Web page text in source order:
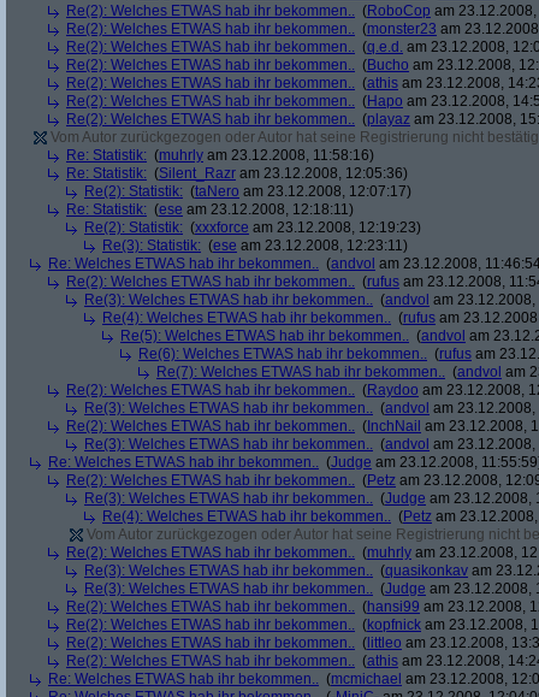
Re(2): Welches ETWAS hab ihr bekommen.. (RoboCop am
Re(2): Welches ETWAS hab ihr bekommen.. (monster23 am
Re(2): Welches ETWAS hab ihr bekommen.. (q.e.d. am 23.12.2008,
Re(2): Welches ETWAS hab ihr bekommen.. (Bucho am 23.12.2008,
Re(2): Welches ETWAS hab ihr bekommen.. (athis am 23.12.2008,
Re(2): Welches ETWAS hab ihr bekommen.. (Hapo am 23.12.2008,
Re(2): Welches ETWAS hab ihr bekommen.. (playaz am 23.12.2008,
Vom Autor zurückgezogen oder Autor hat seine Registrierung nicht
Re: Statistik: (muhrly am 23.12.2008, 11:58:16)
Re: Statistik: (Silent_Razr am 23.12.2008, 12:05:36)
Re(2): Statistik: (taNero am 23.12.2008, 12:07:17)
Re: Statistik: (ese am 23.12.2008, 12:18:11)
Re(2): Statistik: (xxxforce am 23.12.2008, 12:19:23)
Re(3): Statistik: (ese am 23.12.2008, 12:23:11)
Re: Welches ETWAS hab ihr bekommen.. (andvol am 23.12.2008,
Re(2): Welches ETWAS hab ihr bekommen.. (rufus am 23.12.2008,
Re(3): Welches ETWAS hab ihr bekommen.. (andvol am
Re(4): Welches ETWAS hab ihr bekommen.. (rufus am
Re(5): Welches ETWAS hab ihr bekommen.. (andvol am
Re(6): Welches ETWAS hab ihr bekommen.. (rufus am
Re(7): Welches ETWAS hab ihr bekommen.. (andvol am
Re(2): Welches ETWAS hab ihr bekommen.. (Raydoo am 23.12.2008,
Re(3): Welches ETWAS hab ihr bekommen.. (andvol am
Re(2): Welches ETWAS hab ihr bekommen.. ( InchNail am 23.12.2008,
Re(3): Welches ETWAS hab ihr bekommen.. (andvol am
Re: Welches ETWAS hab ihr bekommen.. (Judge am 23.12.2008,
Re(2): Welches ETWAS hab ihr bekommen.. (Petz am 23.12.2008,
Re(3): Welches ETWAS hab ihr bekommen.. (Judge am 23.12.2008,
Re(4): Welches ETWAS hab ihr bekommen.. (Petz am
Vom Autor zurückgezogen oder Autor hat seine Registrierung nicht
Re(2): Welches ETWAS hab ihr bekommen.. (muhrly am 23.12.2008,
Re(3): Welches ETWAS hab ihr bekommen.. (quasikonkav am
Re(3): Welches ETWAS hab ihr bekommen.. (Judge am 23.12.2008,
Re(2): Welches ETWAS hab ihr bekommen.. (hansi99 am 23.12.2008,
Re(2): Welches ETWAS hab ihr bekommen.. (kopfnick am 23.12.2008,
Re(2): Welches ETWAS hab ihr bekommen.. ( littleo am 23.12.2008,
Re(2): Welches ETWAS hab ihr bekommen.. (athis am 23.12.2008,
Re: Welches ETWAS hab ihr bekommen.. (mcmichael am 23.12.2008,